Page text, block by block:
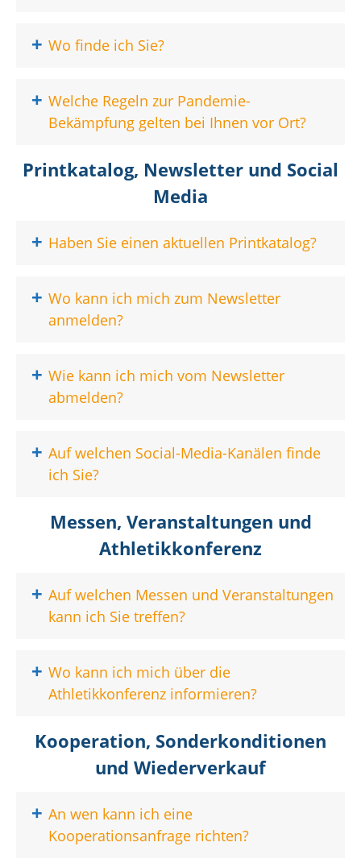
+ Wo finde ich Sie?
+ Welche Regeln zur Pandemie-
Bekämpfung gelten bei Ihnen vor Ort?
Printkatalog, Newsletter und Social
Media
+ Haben Sie einen aktuellen Printkatalog?
+ Wo kann ich mich zum Newsletter
anmelden?
+ Wie kann ich mich vom Newsletter
abmelden?
+ Auf welchen Social-Media-Kanälen finde
ich Sie?
Messen, Veranstaltungen und
Athletikkonferenz
+ Auf welchen Messen und Veranstaltungen
kann ich Sie treffen?
+ Wo kann ich mich über die
Athletikkonferenz informieren?
Kooperation, Sonderkonditionen
und Wiederverkauf
+ An wen kann ich eine
Kooperationsanfrage richten?